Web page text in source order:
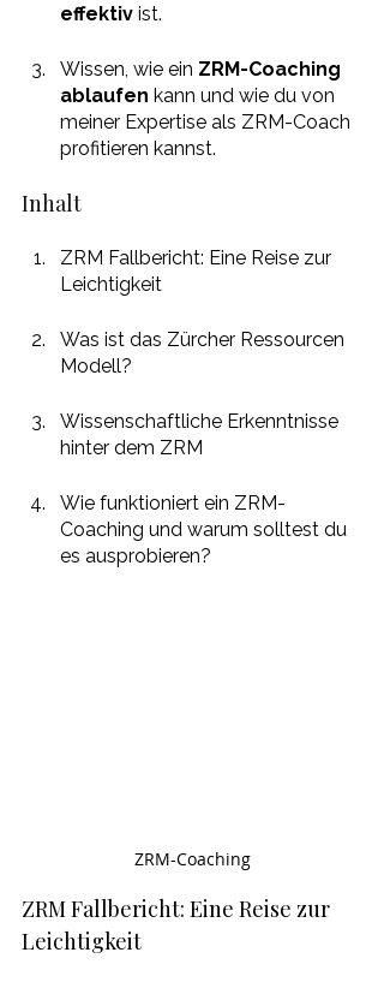
effektiv ist.
Wissen, wie ein ZRM-Coaching
ablaufen kann und wie du von
meiner Expertise als ZRM-Coach
profitieren kannst.
Inhalt
ZRM Fallbericht: Eine Reise zur
Leichtigkeit
Was ist das Zürcher Ressourcen
Modell?
Wissenschaftliche Erkenntnisse
hinter dem ZRM
Wie funktioniert ein ZRM-
Coaching und warum solltest du
es ausprobieren?
ZRM-Coaching
ZRM Fallbericht: Eine Reise zur
Leichtigkeit